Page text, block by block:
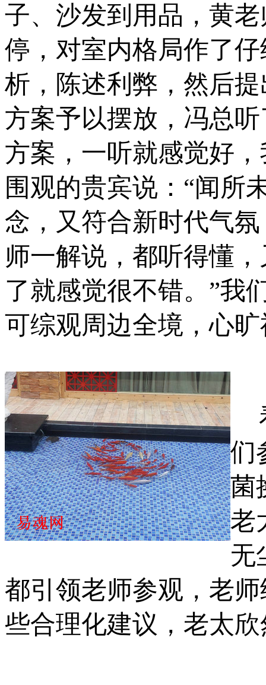
子、沙发到用品， 黄
停，对室内格局作了
析，陈述利弊 ，然后
方案予以摆放，冯总
方案，一听就感觉好
围观的贵宾说：“闻所
念，又符合新时代气
师一解说，都听得懂
了就感觉很不错。”我
可综观周边全境，心
们
菌
老
无
都引领老师参观，老
些合理化建议，老太